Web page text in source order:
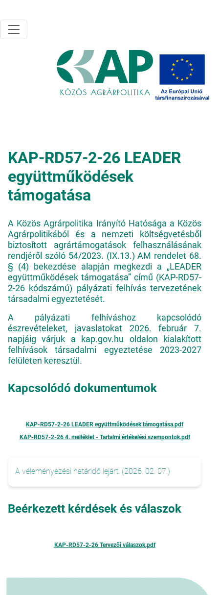
KAP-RD57-2-26 LEADER
együttműködések
támogatása
A Közös Agrárpolitika Irányító Hatósága a Közös
Agrárpolitikából és a nemzeti költségvetésből
biztosított agrártámogatások felhasználásának
rendjéről szóló 54/2023. (IX.13.) AM rendelet 68.
§ (4) bekezdése alapján megkezdi a „LEADER
együttműködések támogatása” című (KAP-RD57-
2-26 kódszámú) pályázati felhívás tervezetének
társadalmi egyeztetését.
A pályázati felhíváshoz kapcsolódó
észrevételeket, javaslatokat 2026. február 7.
napjáig várjuk a kap.gov.hu oldalon kialakított
felhívások társadalmi egyeztetése 2023-2027
felületen keresztül.
Kapcsolódó dokumentumok
KAP-RD57-2-26 LEADER együttműködések támogatása.pdf
KAP-RD57-2-26 4. melléklet - Tartalmi értékelési szempontok.pdf
A véleményezési határidő lejárt. (2026. 02. 07.)
Beérkezett kérdések és válaszok
KAP-RD57-2-26 Tervezői válaszok.pdf